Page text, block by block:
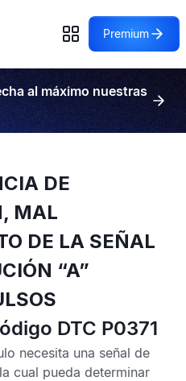
Premium
al máximo nuestras
DE
MAL
DE LA SEÑAL
“A”
DTC P0371
necesita una señal de
cual pueda determinar